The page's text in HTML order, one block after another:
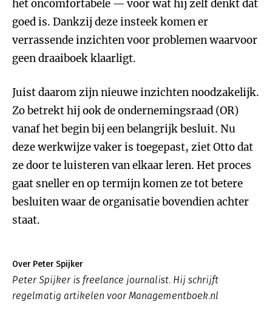
het oncomfortabele — voor wat hij zelf denkt dat
goed is. Dankzij deze insteek komen er
verrassende inzichten voor problemen waarvoor
geen draaiboek klaarligt.
Juist daarom zijn nieuwe inzichten noodzakelijk.
Zo betrekt hij ook de ondernemingsraad (OR)
vanaf het begin bij een belangrijk besluit. Nu
deze werkwijze vaker is toegepast, ziet Otto dat
ze door te luisteren van elkaar leren. Het proces
gaat sneller en op termijn komen ze tot betere
besluiten waar de organisatie bovendien achter
staat.
Over Peter Spijker
Peter Spijker is freelance journalist. Hij schrijft
regelmatig artikelen voor Managementboek.nl